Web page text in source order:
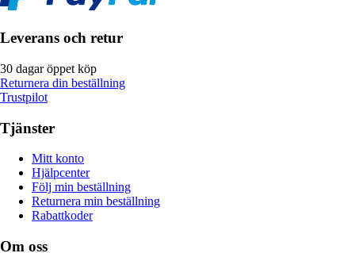
Leverans och retur
30 dagar öppet köp
Returnera din beställning
Trustpilot
Tjänster
Mitt konto
Hjälpcenter
Följ min beställning
Returnera min beställning
Rabattkoder
Om oss